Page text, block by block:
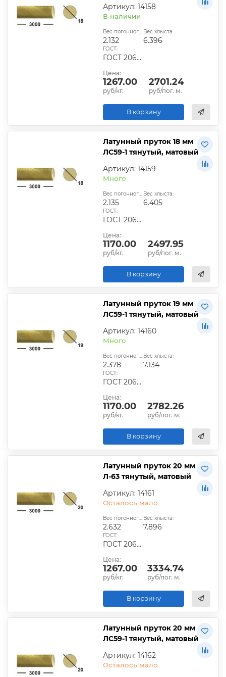
Артикул: 14158
В наличии
Вес погонного метра, кг:
2.132
Вес хлыста:
6.396
ГОСТ:
ГОСТ 2060-2006, ГОСТ Р 52597-2006, ГОСТ 15527-2014
Цена:
1267.00
руб/кг.
2701.24
руб/пог. м.
В корзину
Латунный пруток 18 мм
ЛС59-1 тянутый, матовый
Артикул: 14159
Много
Вес погонного метра, кг:
2.135
Вес хлыста:
6.405
ГОСТ:
ГОСТ 2060-2006, ГОСТ Р 52597-2006, ГОСТ 15527-2047
Цена:
1170.00
руб/кг.
2497.95
руб/пог. м.
В корзину
Латунный пруток 19 мм
ЛС59-1 тянутый, матовый
Артикул: 14160
Много
Вес погонного метра, кг:
2.378
Вес хлыста:
7.134
ГОСТ:
ГОСТ 2060-2006, ГОСТ Р 52597-2006, ГОСТ 15527-2048
Цена:
1170.00
руб/кг.
2782.26
руб/пог. м.
В корзину
Латунный пруток 20 мм
Л-63 тянутый, матовый
Артикул: 14161
Осталось мало
Вес погонного метра, кг:
2.632
Вес хлыста:
7.896
ГОСТ:
ГОСТ 2060-2006, ГОСТ Р 52597-2006, ГОСТ 15527-2015
Цена:
1267.00
руб/кг.
3334.74
руб/пог. м.
В корзину
Латунный пруток 20 мм
ЛС59-1 тянутый, матовый
Артикул: 14162
Осталось мало